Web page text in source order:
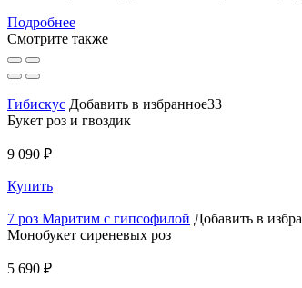
Подробнее
Смотрите также
Гибискус Добавить в избранное33
Букет роз и гвоздик
9 090 ₽
Купить
7 роз Маритим с гипсофилой Добавить в
Монобукет сиреневых роз
5 690 ₽